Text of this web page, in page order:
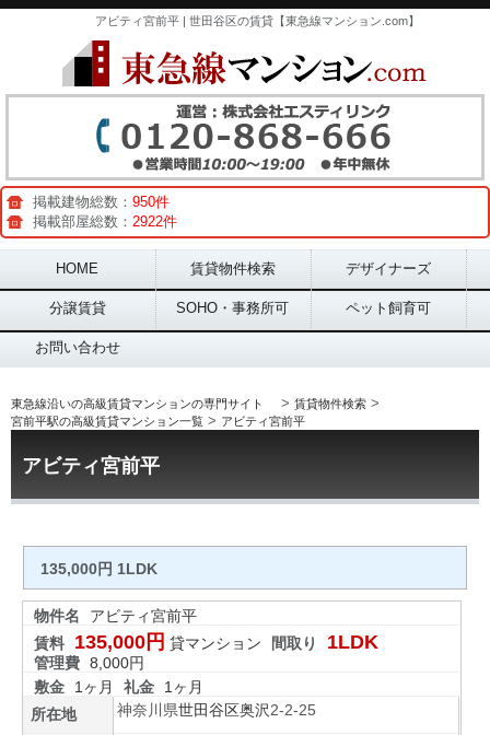
アビティ宮前平 | 世田谷区の賃貸【東急線マンション.com】
掲載建物総数： 950件
掲載部屋総数： 2922件
Main menu
HOME 賃貸物件検索 デザイナーズ
分譲賃貸 SOHO・事務所可 ペット飼育可
お問い合わせ
東急線沿いの高級賃貸マンションの専門サイト > 賃貸物件検索 >
宮前平駅の高級賃貸マンション一覧 > アビティ宮前平
アビティ宮前平
135,000円 1LDK
物件名
アビティ宮前平
賃料
135,000円 貸マンション 間取り 1LDK
管理費 8,000円
敷金
1ヶ月 礼金
1ヶ月
所在地
神奈川県世田谷区奥沢2-2-25